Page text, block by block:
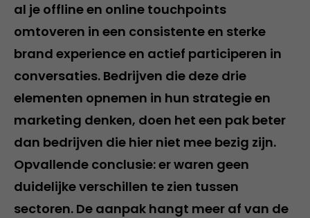
al je offline en online touchpoints
omtoveren in een consistente en sterke
brand experience en actief participeren in
conversaties. Bedrijven die deze drie
elementen opnemen in hun strategie en
marketing denken, doen het een pak beter
dan bedrijven die hier niet mee bezig zijn.
Opvallende conclusie: er waren geen
duidelijke verschillen te zien tussen
sectoren. De aanpak hangt meer af van de